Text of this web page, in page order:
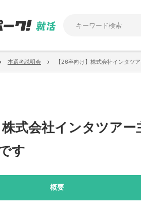
› 本選考説明会 › 【26卒向け】株式会社インタツ
株式会社インタツア
す
概要